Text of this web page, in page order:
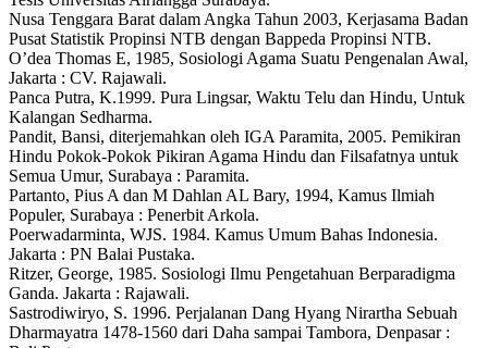
Nusa Tenggara Barat dalam Angka Tahun 2003, Kerjasama Badan
Pusat Statistik Propinsi NTB dengan Bappeda Propinsi NTB.
O’dea Thomas E, 1985, Sosiologi Agama Suatu Pengenalan Awal,
Jakarta : CV. Rajawali.
Panca Putra, K.1999. Pura Lingsar, Waktu Telu dan Hindu, Untuk
Kalangan Sedharma.
Pandit, Bansi, diterjemahkan oleh IGA Paramita, 2005. Pemikiran
Hindu Pokok-Pokok Pikiran Agama Hindu dan Filsafatnya untuk
Semua Umur, Surabaya : Paramita.
Partanto, Pius A dan M Dahlan AL Bary, 1994, Kamus Ilmiah
Populer, Surabaya : Penerbit Arkola.
Poerwadarminta, WJS. 1984. Kamus Umum Bahas Indonesia.
Jakarta : PN Balai Pustaka.
Ritzer, George, 1985. Sosiologi Ilmu Pengetahuan Berparadigma
Ganda. Jakarta : Rajawali.
Sastrodiwiryo, S. 1996. Perjalanan Dang Hyang Nirartha Sebuah
Dharmayatra 1478-1560 dari Daha sampai Tambora, Denpasar :